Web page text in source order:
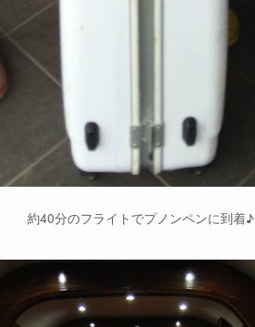
約40分のフライトでプノンペンに到着♪